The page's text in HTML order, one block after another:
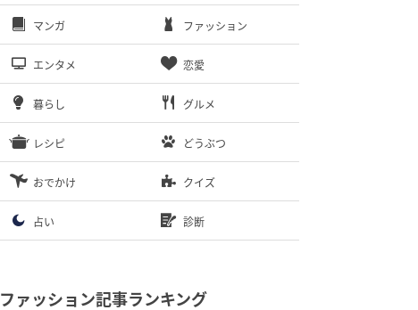
マンガ ファッション
エンタメ 恋愛
暮らし グルメ
レシピ どうぶつ
おでかけ クイズ
占い 診断
ファッション記事ランキング